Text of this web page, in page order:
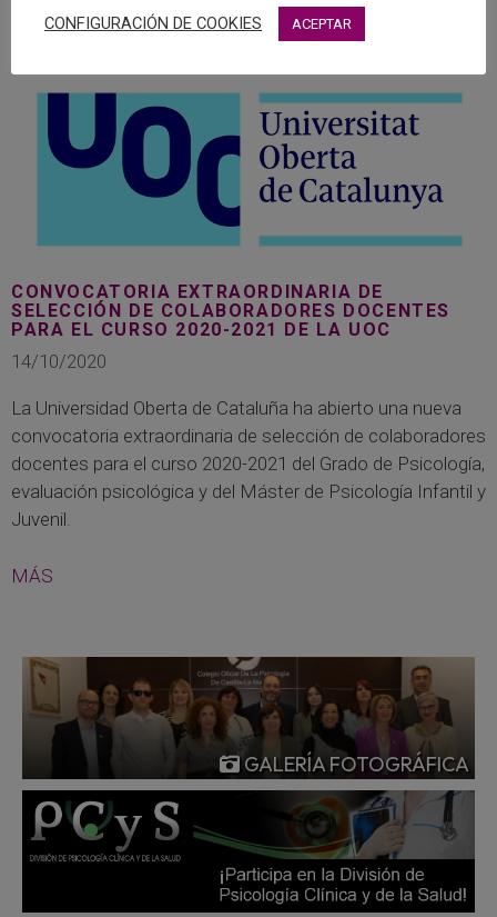
CONVOCATORIA EXTRAORDINARIA DE
SELECCIÓN DE COLABORADORES DOCENTES
PARA EL CURSO 2020-2021 DE LA UOC
14/10/2020
La Universidad Oberta de Cataluña ha abierto una nueva
convocatoria extraordinaria de selección de colaboradores
docentes para el curso 2020-2021 del Grado de Psicología,
evaluación psicológica y del Máster de Psicología Infantil y
Juvenil.
MÁS
GALERÍA FOTOGRÁFICA
CONFIGURACIÓN DE COOKIES ACEPTAR